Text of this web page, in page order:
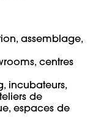
assemblage,
centres
incubateurs,
de
espaces de